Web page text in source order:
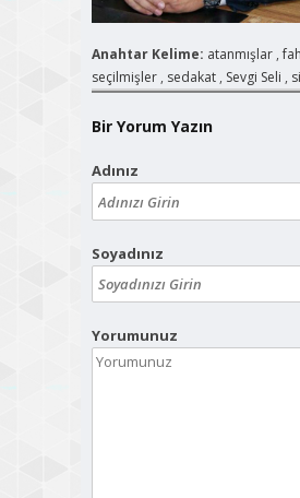
Anahtar Kelime: atanmışlar ,
seçilmişler , sedakat , Sevgi Seli ,
Bir Yorum Yazın
Adınız
Soyadınız
Yorumunuz